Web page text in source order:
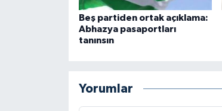
Beş partiden ortak açıklama:
Abhazya pasaportları
tanınsın
Yorumlar